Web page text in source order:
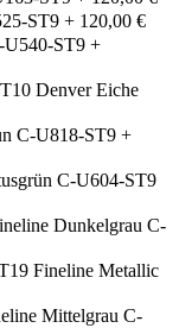
ST9 + 120,00 €
U540-ST9 +
Denver Eiche
C-U818-ST9 +
C-U604-ST9
Dunkelgrau C-
Fineline Metallic
Mittelgrau C-